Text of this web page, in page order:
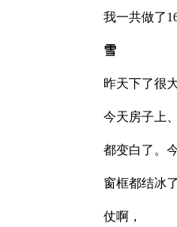
我一共做了
雪
昨天下了很
今天房子上
都变白了。
窗框都结冰
仗啊，